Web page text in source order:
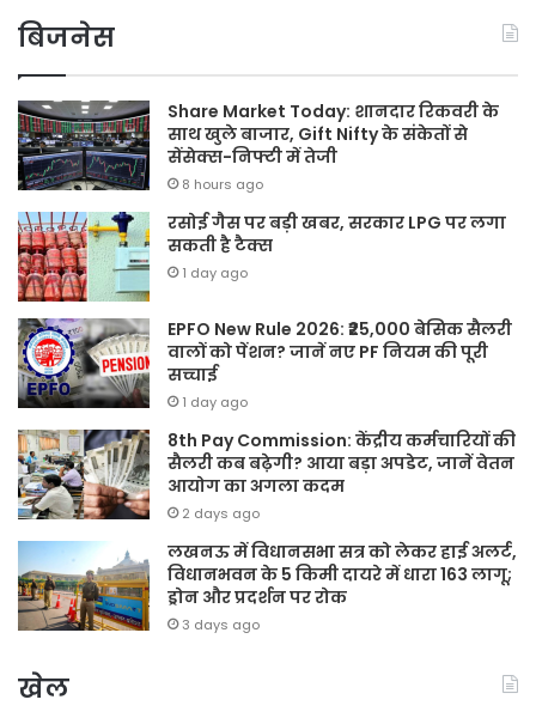
बिजनेस
Share Market Today: शानदार रिकवरी के
साथ खुले बाजार, Gift Nifty के संकेतों से
सेंसेक्स-निफ्टी में तेजी
8 hours ago
रसोई गैस पर बड़ी खबर, सरकार LPG पर लगा
सकती है टैक्स
1 day ago
EPFO New Rule 2026: ₹25,000 बेसिक सैलरी
वालों को पेंशन? जानें नए PF नियम की पूरी
सच्चाई
1 day ago
8th Pay Commission: केंद्रीय कर्मचारियों की
सैलरी कब बढ़ेगी? आया बड़ा अपडेट, जानें वेतन
आयोग का अगला कदम
2 days ago
लखनऊ में विधानसभा सत्र को लेकर हाई अलर्ट,
विधानभवन के 5 किमी दायरे में धारा 163 लागू;
ड्रोन और प्रदर्शन पर रोक
3 days ago
खेल